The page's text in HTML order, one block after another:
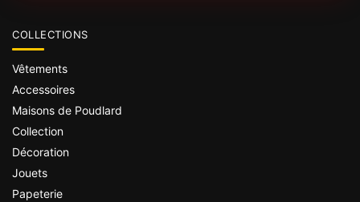
COLLECTIONS
Vêtements
Accessoires
Maisons de Poudlard
Collection
Décoration
Jouets
Papeterie